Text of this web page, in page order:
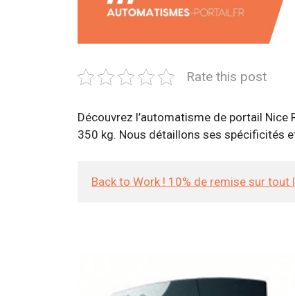
Rate this post
Découvrez l’automatisme de portail Nice
350 kg. Nous détaillons ses spécificités
Back to Work ! 10% de remise sur